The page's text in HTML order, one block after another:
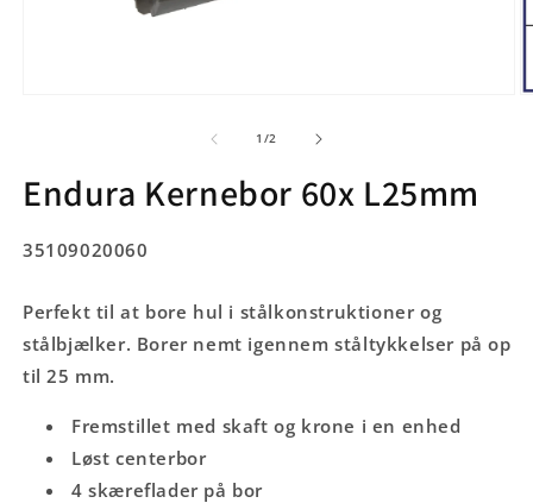
1 /af2
Endura Kernebor 60x L25mm
SKU:
35109020060
Perfekt til at bore hul i stålkonstruktioner og
stålbjælker. Borer nemt igennem ståltykkelser på op
til 25 mm.
Fremstillet med skaft og krone i en enhed
Løst centerbor
4 skæreflader på bor